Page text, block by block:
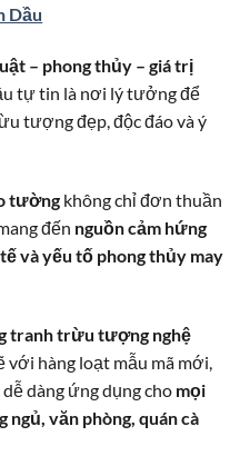
Dầu
– phong thủy – giá trị
tự tin là nơi lý tưởng để
tượng đẹp, độc đáo và ý
tường không chỉ đơn thuần
đến nguồn cảm hứng
và yếu tố phong thủy may
tranh trừu tượng nghệ
hàng loạt mẫu mã mới,
dễ dàng ứng dụng cho mọi
ngủ, văn phòng, quán cà